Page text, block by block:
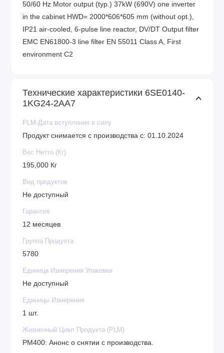
50/60 Hz Motor output (typ.) 37kW (690V) one inverter
in the cabinet HWD= 2000*606*605 mm (without opt.),
IP21 air-cooled, 6-pulse line reactor, DV/DT Output filter
EMC EN61800-3 line filter EN 55011 Class A, First
environment C2
Технические характеристики 6SE0140-
1KG24-2AA7
PLM-Дата вступления в силу
Продукт снимается с производства с: 01.10.2024
Вес Нетто (Кг)
195,000 Кг
Вид продуктов
Не доступный
Гарантия
12 месяцев
Группа Продукта
5780
Единица Измерения Упаковки
Не доступный
Единицы Измерения
1 шт.
Жизненный Цикл Продукта (PLM)
PM400: Анонс о снятии с производства.